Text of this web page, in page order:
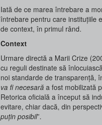
Iată de ce marea întrebare a
întrebare pentru care instituțiile
de context, în primul rând.
Context
Urmare directă a Marii Crize
cu reguli destinate să
noi standarde de transparență,
va fi necesară a fost mobilizată
Retorica oficială a început să
evitare, chiar dacă, din
puțin posibil”.